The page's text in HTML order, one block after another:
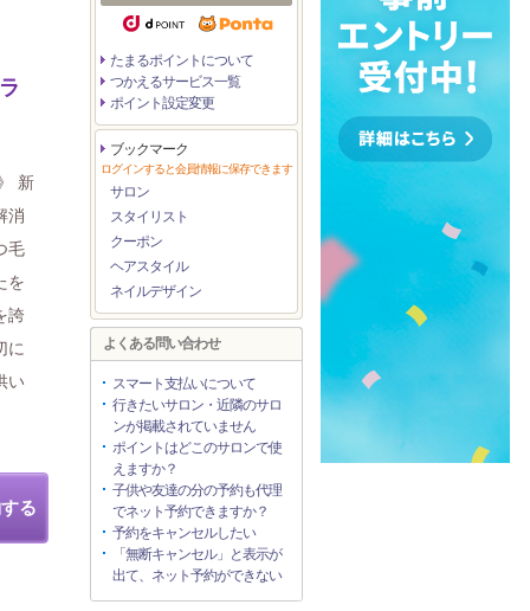
新
消
毛
を
誇
に
い
る
たまるポイントについて
つかえるサービス一覧
ポイント設定変更
ブックマーク
ログインすると会員情報に保存できます
サロン
スタイリスト
クーポン
ヘアスタイル
ネイルデザイン
よくある問い合わせ
スマート支払いについて
行きたいサロン・近隣のサロ
ンが掲載されていません
ポイントはどこのサロンで使
えますか？
子供や友達の分の予約も代理
でネット予約できますか？
予約をキャンセルしたい
「無断キャンセル」と表示が
出て、ネット予約ができない